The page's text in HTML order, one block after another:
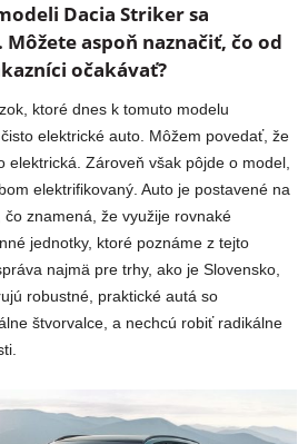
Dacia Striker sa
aspoň naznačiť, čo od
očakávať?
ktoré dnes k tomuto modelu
elektrické auto. Môžem povedať, že
elektrická. Zároveň však pôjde o model,
elektrifikovaný. Auto je postavené na
znamená, že využije rovnaké
jednotky, ktoré poznáme z tejto
najmä pre trhy, ako je Slovensko,
robustné, praktické autá so
štvorvalce, a nechcú robiť radikálne